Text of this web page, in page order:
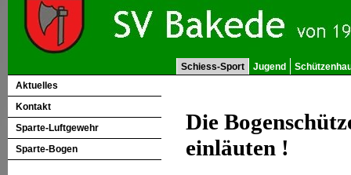
Schiess-Sport Jugend
Aktuelles
Kontakt
Sparte-Luftgewehr
Sparte-Bogen
Die
einläuten !